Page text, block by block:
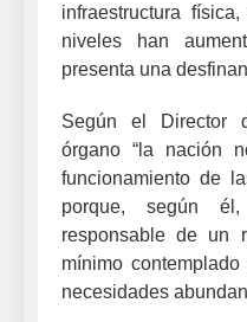
infraestructura
niveles han
presenta una
Según el Director
órgano “la nación
funcionamiento de
porque, según
responsable de un
mínimo
necesidades